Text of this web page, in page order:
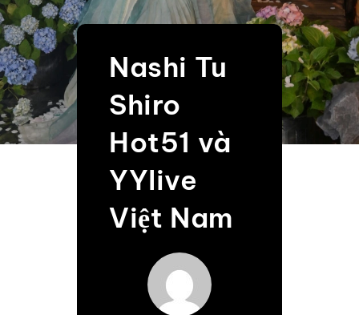
Nashi Tu
Shiro
Hot51 và
YYlive
Việt Nam